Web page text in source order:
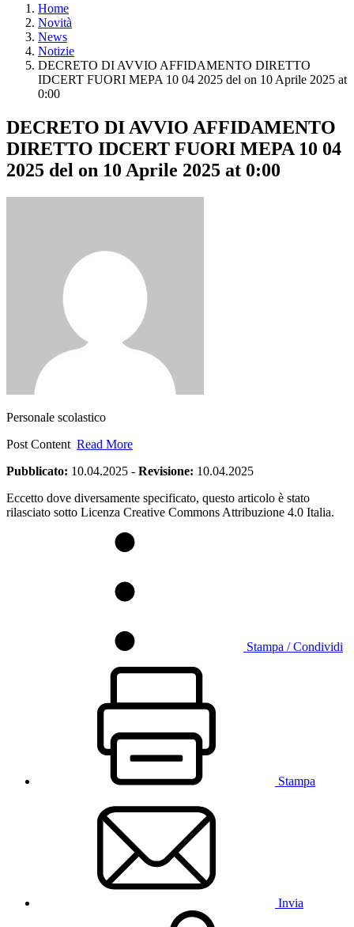
Home
Novità
News
Notizie
DECRETO DI AVVIO AFFIDAMENTO DIRETTO
IDCERT FUORI MEPA 10 04 2025 del ​on 10 Aprile 2025 at
0:00
DECRETO DI AVVIO AFFIDAMENTO
DIRETTO IDCERT FUORI MEPA 10 04
2025 del ​on 10 Aprile 2025 at 0:00
Personale scolastico
Post Content Read More
Pubblicato: 10.04.2025 - Revisione: 10.04.2025
Eccetto dove diversamente specificato, questo articolo è stato
rilasciato sotto Licenza Creative Commons Attribuzione 4.0 Italia.
Stampa / Condividi
Stampa
Invia